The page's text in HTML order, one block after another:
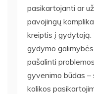
pasikartojanti ar
pavojingų
kreiptis į gydytoją.
gydymo
pašalinti
gyvenimo būdas –
kolikos